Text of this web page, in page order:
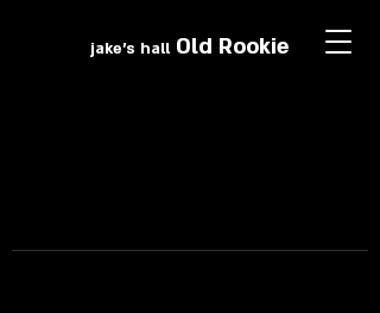
jake's hallOld Rookie